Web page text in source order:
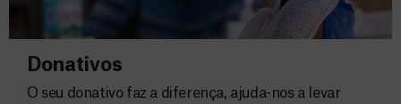
Donativos
O seu donativo faz a diferença, ajuda-nos a levar